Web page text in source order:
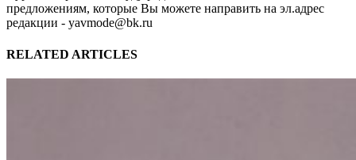
предложениям, которые Вы можете направить на эл.адрес
редакции - yavmode@bk.ru
RELATED ARTICLES